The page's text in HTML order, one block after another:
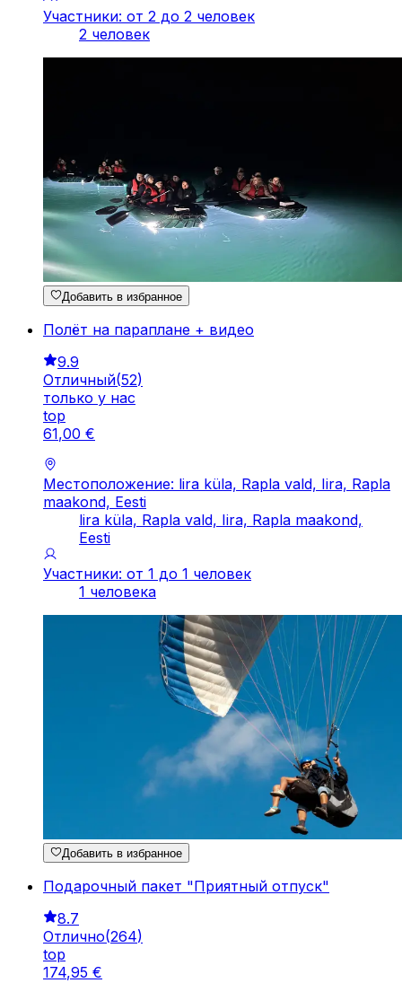
Участники: от 2 до 2 человек
2 человек
Добавить в избранное
Полёт на параплане + видео
9.9
Отличный(52)
только у нас
top
61,00 €
Местоположение: lira küla, Rapla vald, Iira, Rapla
maakond, Eesti
lira küla, Rapla vald, Iira, Rapla maakond,
Eesti
Участники: от 1 до 1 человек
1 человека
Добавить в избранное
Подарочный пакет "Приятный отпуск"
8.7
Отлично(264)
top
174,95 €